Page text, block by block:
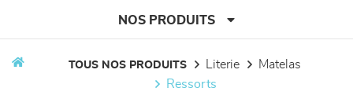
NOS PRODUITS
TOUS NOS PRODUITS literie
matelas
ressorts